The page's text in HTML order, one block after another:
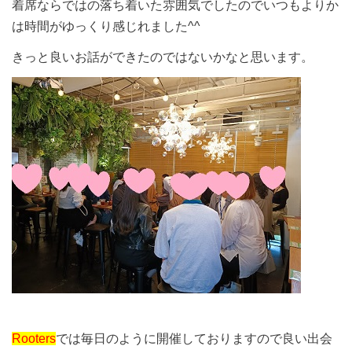
着席ならではの落ち着いた雰囲気でしたのでいつもよりか
は時間がゆっくり感じれました^^
きっと良いお話ができたのではないかなと思います。
Rootersでは毎日のように開催しておりますので良い出会